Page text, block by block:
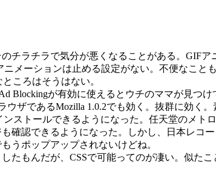
チラチラで気分が悪くなることがある。GIF
メーションは止める設定がない。不便なこ
ころはそうはない。
Blockingが有効に使えるとウチのママが見つ
ザであるMozilla 1.0.2でも効く。抜群に効く。
ンストールできるようになった。任天堂のメ
確認できるようになった。しかし、日本レコ
うポップアップされないけどね。
もんだが、CSSで可能ってのが凄い。似たこ